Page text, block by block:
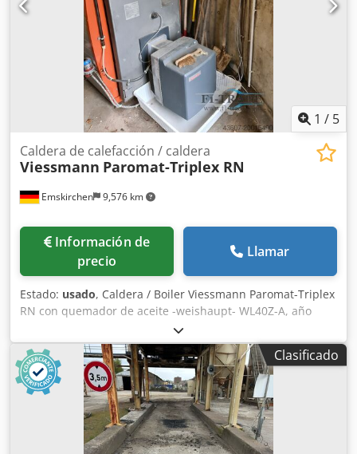
1 / 5
Emskirchen 9,576 km
Caldera de calefacción / caldera
Viessmann Paromat-Triplex RN
Información de
precio
Llamar
Estado: usado, Caldera / Boiler Viessmann Paromat-Triplex
RN con quemador de aceite -weishaupt- WL40Z-A, año
2015! Inspección por vídeo online vía WhatsApp - MS Zoom
- Telegram Cedpfx Asxc Ipcedysha En stock en
Emskirchen/Núremberg - Disponible de inmediato -
Posibilidad de prueba
Clasificado